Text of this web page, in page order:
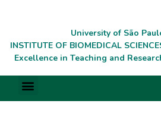
University of São
INSTITUTE OF BIOMEDICAL
Excellence in Teaching and